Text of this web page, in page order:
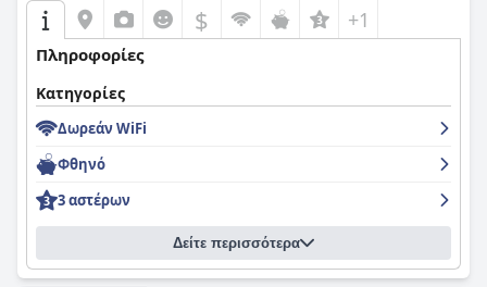
λόγους για τους οποίους επιστρέφουν συνεχώς στο
Hotel Leros
$ +1
Πληροφορίες
Κατηγορίες
Δωρεάν WiFi
Φθηνό
3 αστέρων
Δείτε περισσότερα